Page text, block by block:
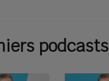
podcasts